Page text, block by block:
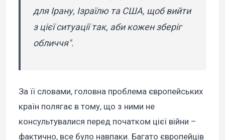
для Ірану, Ізраїлю та США, щоб вийти
з цієї ситуації так, аби кожен зберіг
обличчя".
За її словами, головна проблема європейських
країн полягає в тому, що з ними не
консультувалися перед початком цієї війни –
фактично, все було навпаки. Багато європейців